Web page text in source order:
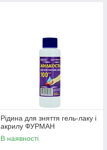
Рідина для зняття гель-лаку і
акрилу ФУРМАН
В наявності